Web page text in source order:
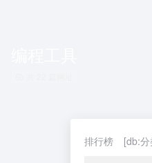
排行榜 [db:分